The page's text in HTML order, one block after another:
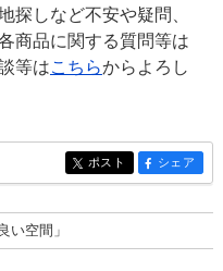
探しなど不安や疑問、
商品に関する質問等は
等はこちらからよろし
entry1598
ポスト entry1598
シェア
い空間」